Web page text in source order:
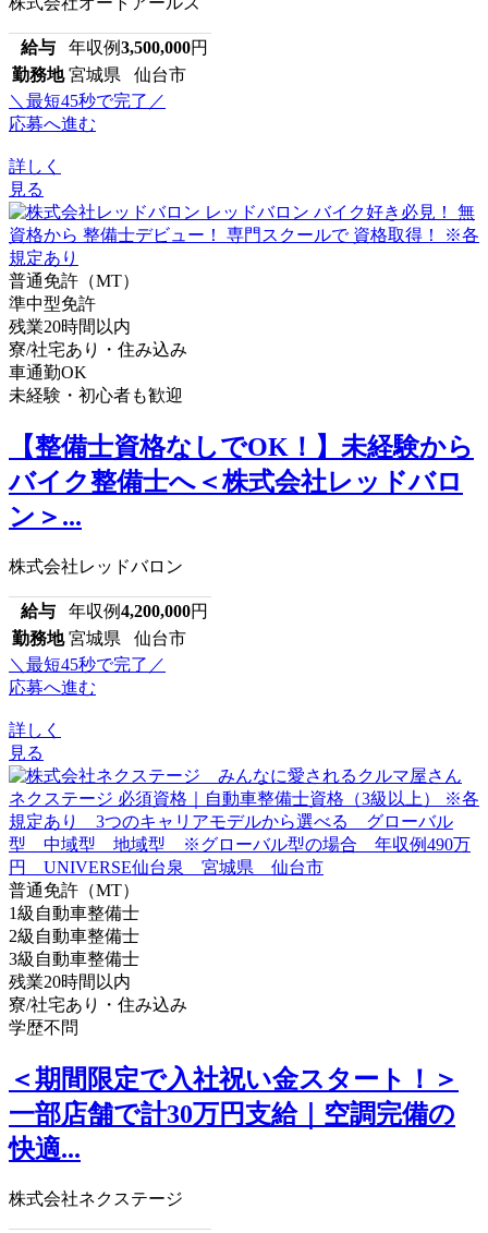
給与 年収例3,500,000円
勤務地 宮城県 仙台市
＼最短45秒で完了／
応募へ進む
詳しく
見る
普通免許（MT）
準中型免許
残業20時間以内
寮/社宅あり・住み込み
車通勤OK
未経験・初心者も歓迎
【整備士資格なしでOK！】未経験から
バイク整備士へ＜株式会社レッドバロ
ン＞...
株式会社レッドバロン
給与 年収例4,200,000円
勤務地 宮城県 仙台市
＼最短45秒で完了／
応募へ進む
詳しく
見る
普通免許（MT）
1級自動車整備士
2級自動車整備士
3級自動車整備士
残業20時間以内
寮/社宅あり・住み込み
学歴不問
＜期間限定で入社祝い金スタート！＞
一部店舗で計30万円支給｜空調完備の
快適...
株式会社ネクステージ